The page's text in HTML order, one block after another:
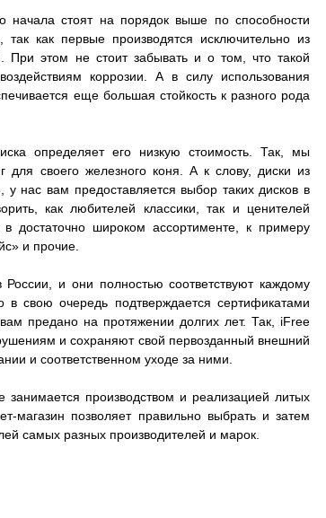
начала стоят на порядок выше по способности
как первые производятся исключительно из
При этом не стоит забывать и о том, что такой
коррозии. А в силу использования
еще большая стойкость к разного рода
определяет его низкую стоимость. Так, мы
своего железного коня. А к слову, диски из
нас вам предоставляется выбор таких дисков в
как любителей классики, так и ценителей
достаточно широком ассортименте, к примеру
и прочие.
и они полностью соответствуют каждому
свою очередь подтверждается сертификатами
предано на протяжении долгих лет. Так, iFree
и сохраняют свой первозданный внешний
и соответственном уходе за ними.
производством и реализацией литых
магазин позволяет правильно выбрать и затем
самых разных производителей и марок.